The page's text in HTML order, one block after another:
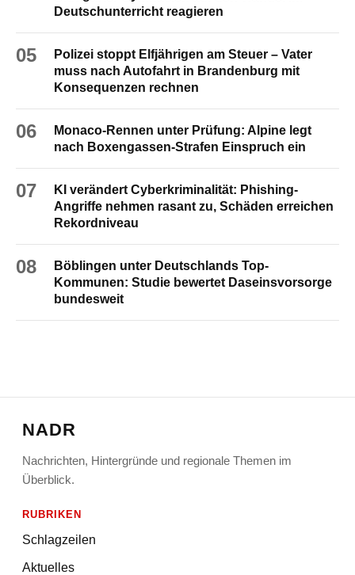
Deutschunterricht reagieren
05
Polizei stoppt Elfjährigen am Steuer – Vater
muss nach Autofahrt in Brandenburg mit
Konsequenzen rechnen
06
Monaco-Rennen unter Prüfung: Alpine legt
nach Boxengassen-Strafen Einspruch ein
07
KI verändert Cyberkriminalität: Phishing-
Angriffe nehmen rasant zu, Schäden erreichen
Rekordniveau
08
Böblingen unter Deutschlands Top-
Kommunen: Studie bewertet Daseinsvorsorge
bundesweit
NADR
Nachrichten, Hintergründe und regionale Themen im
Überblick.
RUBRIKEN
Schlagzeilen
Aktuelles